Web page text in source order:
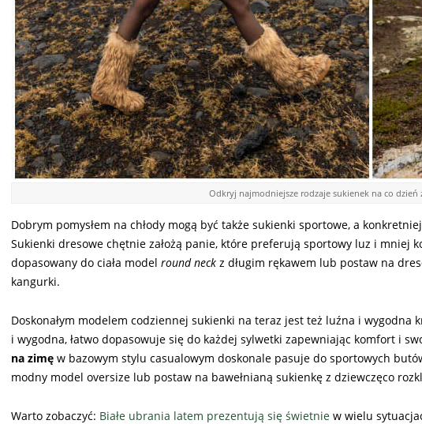
Odkryj najmodniejsze rodzaje sukienek na co dzień
Dobrym pomysłem na chłody mogą być także sukienki sportowe, a
Sukienki dresowe chętnie założą panie, które preferują sportowy luz i mniej
dopasowany do ciała model round neck z długim rękawem lub postaw na
kangurki.
Doskonałym modelem codziennej sukienki na teraz jest też luźna i wygodna
i wygodna, łatwo dopasowuje się do każdej sylwetki zapewniając komfort i
na zimę w bazowym stylu casualowym doskonale pasuje do sportowych
modny model oversize lub postaw na bawełnianą sukienkę z dziewczęco
Warto zobaczyć: Białe ubrania latem prezentują się świetnie w wielu